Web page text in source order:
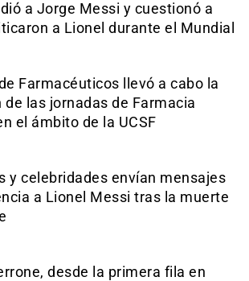
a Jorge Messi y cuestionó a
a Lionel durante el Mundial
Farmacéuticos llevó a cabo la
de las jornadas de Farmacia
el ámbito de la UCSF
y celebridades envían mensajes
a Lionel Messi tras la muerte
desde la primera fila en